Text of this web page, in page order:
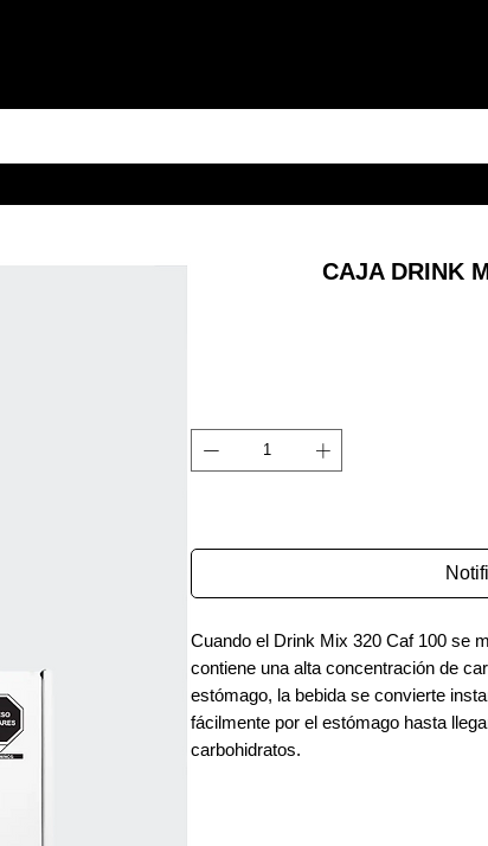
CAJA DRINK
Cuando el Drink Mix 320 Caf 100 se
contiene una alta concentración de
estómago, la bebida se convierte
fácilmente por el estómago hasta
carbohidratos.